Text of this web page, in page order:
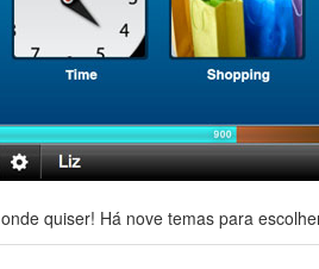
quiser! Há nove temas para